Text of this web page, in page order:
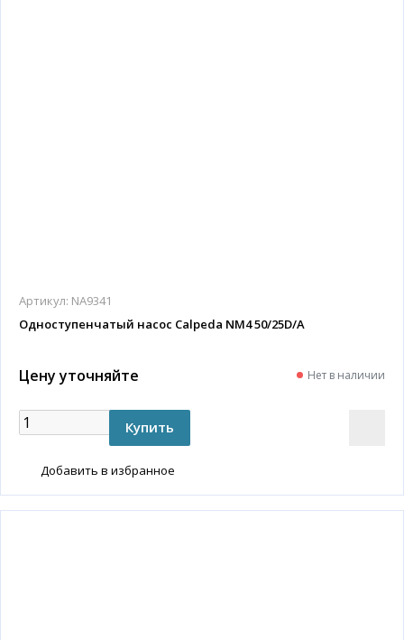
Артикул: NA9341
Одноступенчатый насос Calpeda NM4 50/25D/A
Цену уточняйте Нет в наличии
Добавить в избранное